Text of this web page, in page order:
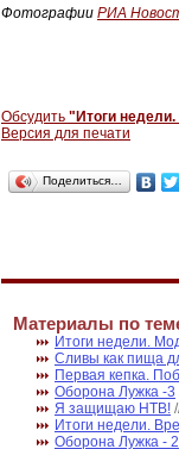
Фотографии РИА
Обсудить "Итоги
Версия для печати
Поделиться…
Материалы по
Итоги недели.
Сливы как пища
Первая кепка.
Оборона Лужка -3
Я защищаю НТВ!
Итоги недели.
Оборона Лужка - 2